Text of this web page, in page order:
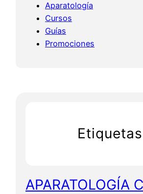
Aparatología
Cursos
Guías
Promociones
Etiquetas
APARATOLOGÍA